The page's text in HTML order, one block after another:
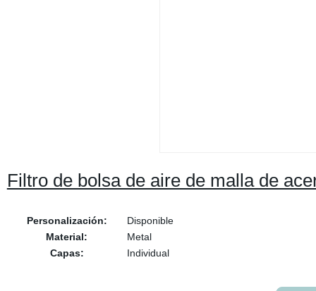
Filtro de bolsa de aire de malla de
Personalización:
Disponible
Material:
Metal
Capas:
Individual